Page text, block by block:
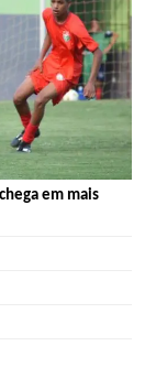
em mais